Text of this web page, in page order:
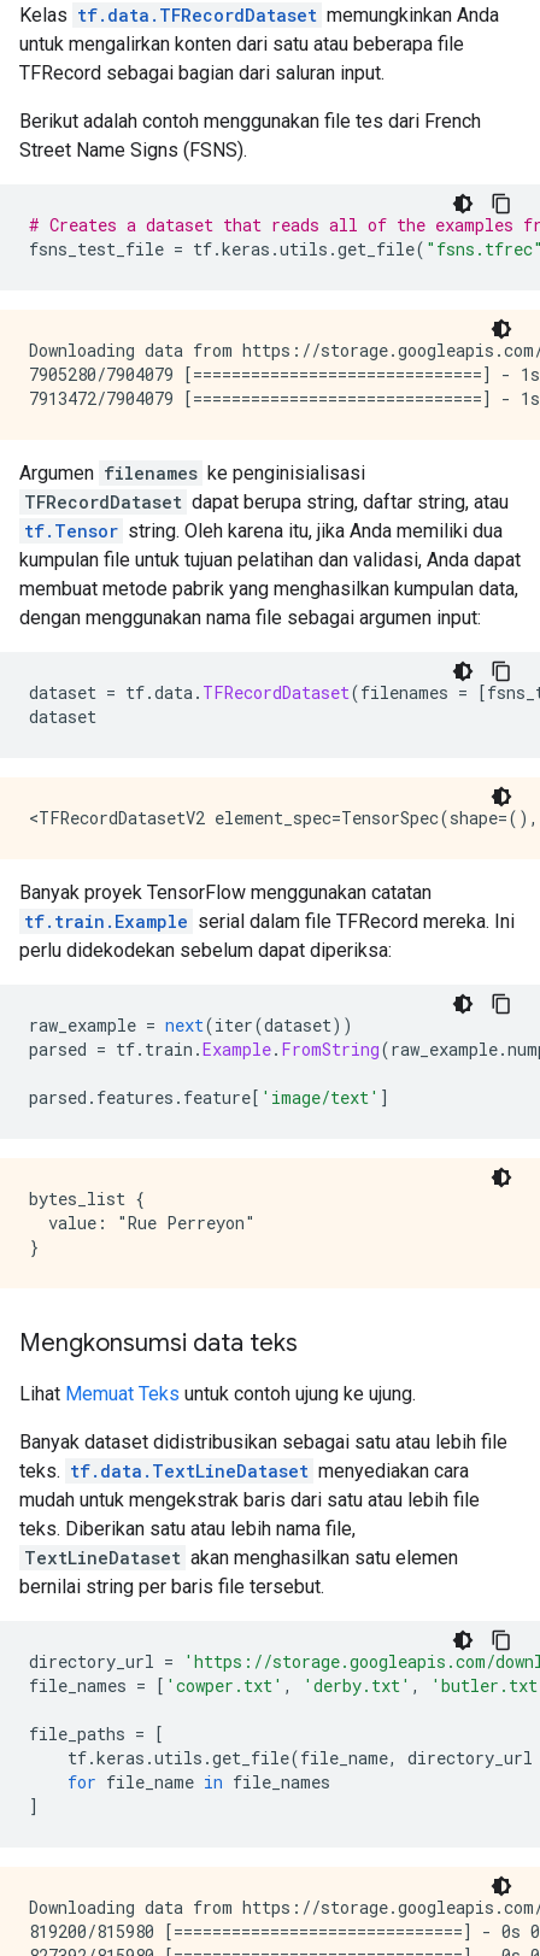
Kelas tf.data.TFRecordDataset memungkinkan Anda
untuk mengalirkan konten dari satu atau beberapa file
TFRecord sebagai bagian dari saluran input.
Berikut adalah contoh menggunakan file tes dari French
Street Name Signs (FSNS).
# Creates a dataset that reads all of the examples
fsns_test_file = tf.keras .utils .get_file(
Downloading data from https://
7905280/7904079 [==============================] -
Argumen filenames ke penginisialisasi
TFRecordDataset dapat berupa string, daftar string, atau
tf.Tensor string. Oleh karena itu, jika Anda memiliki dua
kumpulan file untuk tujuan pelatihan dan validasi, Anda dapat
membuat metode pabrik yang menghasilkan kumpulan data,
dengan menggunakan nama file sebagai argumen input:
dataset = tf.data. TFRecordDataset(filenames = [
dataset
Banyak proyek TensorFlow menggunakan catatan
tf.train.Example serial dalam file TFRecord mereka. Ini
perlu didekodekan sebelum dapat diperiksa:
raw_example = next(iter(dataset))
parsed = tf. train .Example. FromString(raw_example.
parsed . features . feature[ 'image/text' ]
bytes_list {
  value: "Rue Perreyon"
Mengkonsumsi data teks
Lihat Memuat Teks untuk contoh ujung ke ujung.
Banyak dataset didistribusikan sebagai satu atau lebih file
teks. tf.data.TextLineDataset menyediakan cara
mudah untuk mengekstrak baris dari satu atau lebih file
teks. Diberikan satu atau lebih nama file,
TextLineDataset akan menghasilkan satu elemen
bernilai string per baris file tersebut.
directory_url =
'https://storage.googleapis.com/
file_names = [ 'cowper.txt' , 'derby.txt' ,
file_paths = [
tf.keras .utils .get_file(file_name,
for file_name in file_names
]
Downloading data from https://
819200/815980 [==============================] - 0s